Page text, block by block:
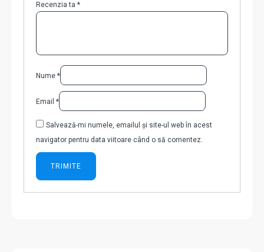
Recenzia ta *
Nume *
Email *
Salvează-mi numele, emailul și site-ul web în acest
navigator pentru data viitoare când o să comentez.